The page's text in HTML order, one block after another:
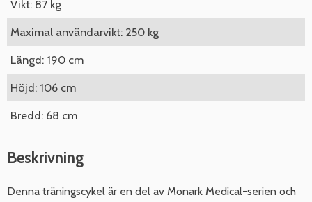
Vikt: 87 kg
Maximal användarvikt: 250 kg
Längd: 190 cm
Höjd: 106 cm
Bredd: 68 cm
Beskrivning
Denna träningscykel är en del av Monark Medical-serien och